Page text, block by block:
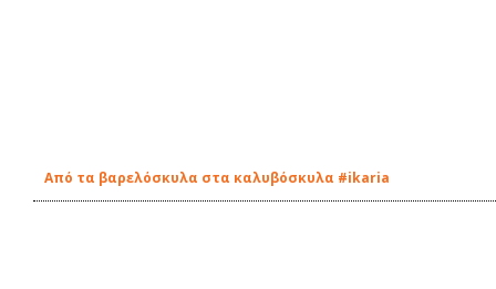
Από τα βαρελόσκυλα στα καλυβόσκυλα #ikaria